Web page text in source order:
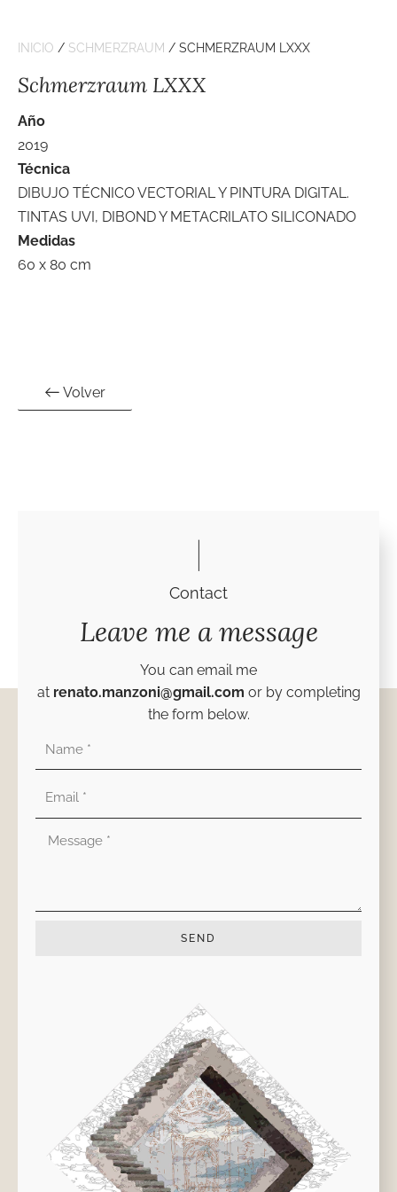
INICIO / SCHMERZRAUM / SCHMERZRAUM LXXX
Schmerzraum LXXX
Año
2019
Técnica
DIBUJO TÉCNICO VECTORIAL Y PINTURA DIGITAL.
TINTAS UVI, DIBOND Y METACRILATO SILICONADO
Medidas
60 x 80 cm
Volver
Contact
Leave me a message
You can email me
at renato.manzoni@gmail.com or by completing
the form below.
Nombre
Correo
Mensaje
SEND